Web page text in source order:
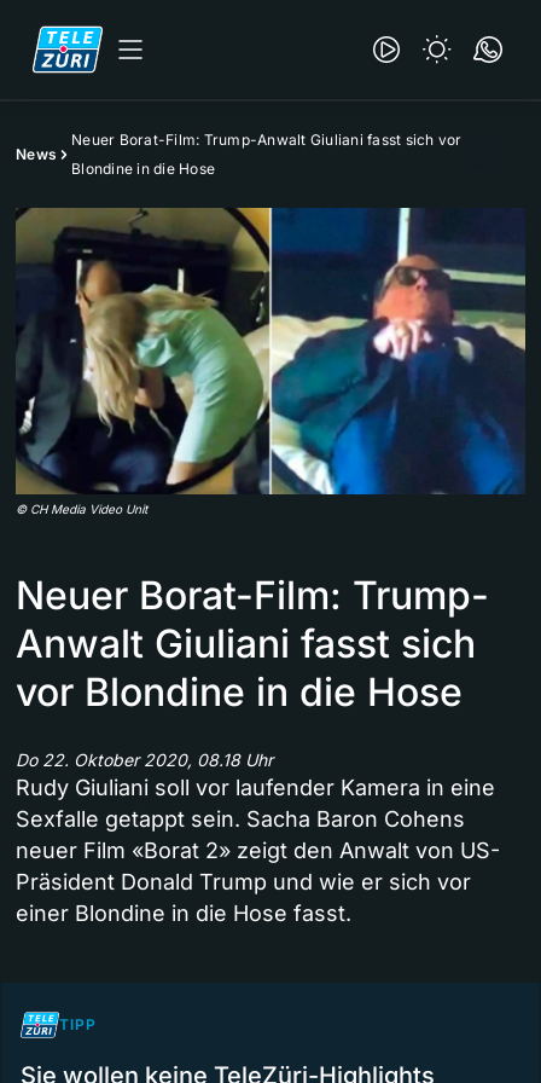
News
Neuer Borat-Film: Trump-Anwalt Giuliani fasst sich vor
Blondine in die Hose
© CH Media Video Unit
Neuer Borat-Film: Trump-
Anwalt Giuliani fasst sich
vor Blondine in die Hose
Do 22. Oktober 2020, 08.18 Uhr
Rudy Giuliani soll vor laufender Kamera in eine
Sexfalle getappt sein. Sacha Baron Cohens
neuer Film «Borat 2» zeigt den Anwalt von US-
Präsident Donald Trump und wie er sich vor
einer Blondine in die Hose fasst.
TIPP
Sie wollen keine TeleZüri-Highlights